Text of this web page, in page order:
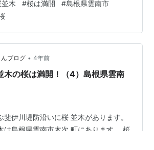
マセン‥。 前半の写真が並木通りでは
した。 週明けです。それなりに、が
ょう！
木 #桜は満開 #島根県雲南市
ブログ • 4年前
木の桜は満開！（4）島根県雲南